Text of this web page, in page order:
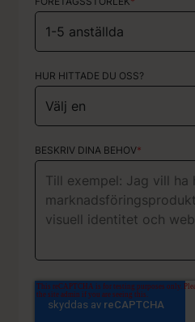
HUR HITTADE DU OSS?
BESKRIV DINA BEHOV*
HUR HITTADE DU OSS?
KORT OM DITT PROJEKT